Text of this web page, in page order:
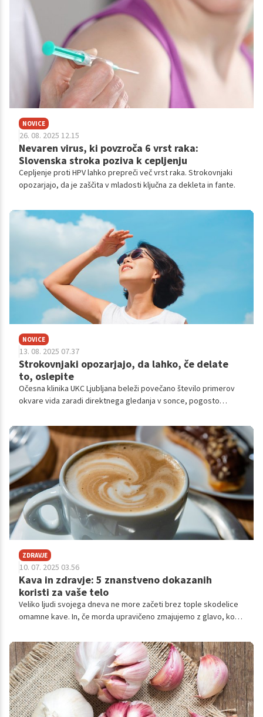
NOVICE
26. 08. 2025 12.15
Nevaren virus, ki povzroča 6 vrst raka:
Slovenska stroka poziva k cepljenju
Cepljenje proti HPV lahko prepreči več vrst raka. Strokovnjaki
opozarjajo, da je zaščita v mladosti ključna za dekleta in fante.
NOVICE
13. 08. 2025 07.37
Strokovnjaki opozarjajo, da lahko, če delate
to, oslepite
Očesna klinika UKC Ljubljana beleži povečano število primerov
okvare vida zaradi direktnega gledanja v sonce, pogosto
takšne prakse, saj lahko povzročijo trajno poškodbo vida, znano
kot solarna makulopatija, kar lahko vodi v slepoto.
ZDRAVJE
10. 07. 2025 03.56
Kava in zdravje: 5 znanstveno dokazanih
koristi za vaše telo
Veliko ljudi svojega dneva ne more začeti brez tople skodelice
omamne kave. In, če morda upravičeno zmajujemo z glavo, ko
ne gre pretiravati, pa ne smemo zanemariti številnih pozitivnih
učinkov tega toplega napitka na naše telo – seveda v normalnih
količinah.